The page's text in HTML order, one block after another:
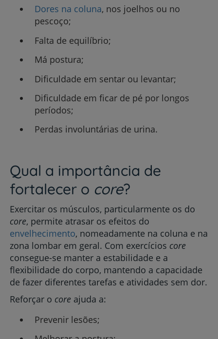
Dores na coluna, nos joelhos ou no
pescoço;
Falta de equilíbrio;
Má postura;
Dificuldade em sentar ou levantar;
Dificuldade em ficar de pé por longos
períodos;
Perdas involuntárias de urina.
Qual a importância de
fortalecer o core?
Exercitar os músculos, particularmente os do
core, permite atrasar os efeitos do
envelhecimento, nomeadamente na coluna e na
zona lombar em geral. Com exercícios core
consegue-se manter a estabilidade e a
flexibilidade do corpo, mantendo a capacidade
de fazer diferentes tarefas e atividades sem dor.
Reforçar o core ajuda a:
Prevenir lesões;